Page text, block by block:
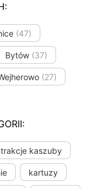
(47)
Bytów (37)
(27)
kaszuby
kartuzy